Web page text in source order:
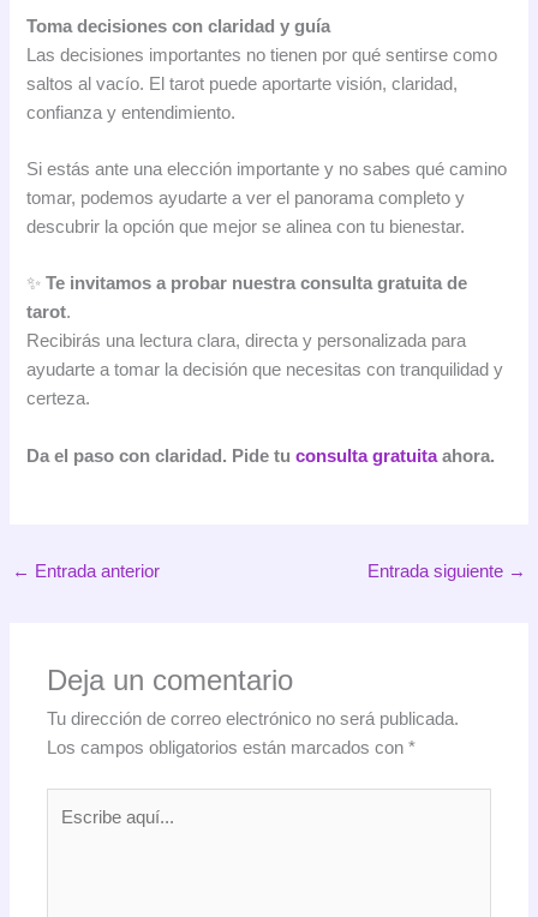
Toma decisiones con claridad y guía
Las decisiones importantes no tienen por qué sentirse como
saltos al vacío. El tarot puede aportarte visión, claridad,
confianza y entendimiento.
Si estás ante una elección importante y no sabes qué camino
tomar, podemos ayudarte a ver el panorama completo y
descubrir la opción que mejor se alinea con tu bienestar.
✨Te invitamos a probar nuestra consulta gratuita de
tarot.
Recibirás una lectura clara, directa y personalizada para
ayudarte a tomar la decisión que necesitas con tranquilidad y
certeza.
Da el paso con claridad. Pide tuconsulta gratuitaahora.
← Entrada anterior Entrada siguiente →
Deja un comentario
Tu dirección de correo electrónico no será publicada.
Los campos obligatorios están marcados con*